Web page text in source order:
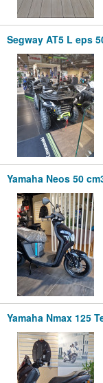
Segway AT5 L eps
Yamaha Neos 50
Yamaha Nmax 125